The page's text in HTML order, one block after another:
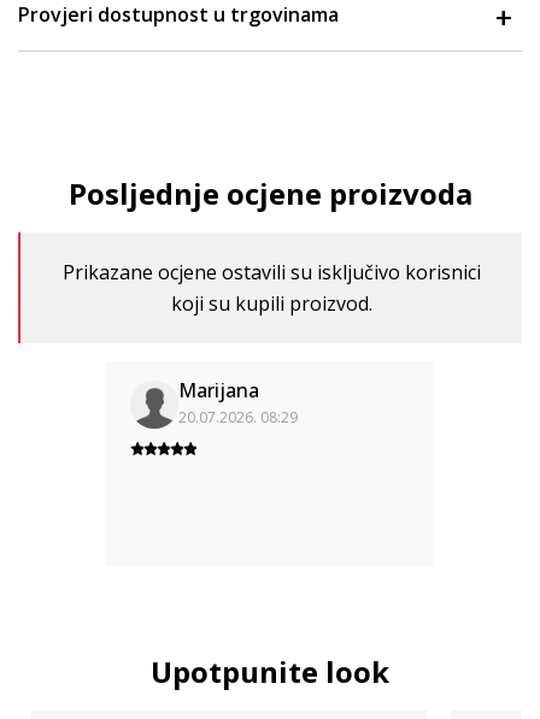
Provjeri dostupnost u trgovinama
Posljednje ocjene proizvoda
Prikazane ocjene ostavili su isključivo korisnici
koji su kupili proizvod.
Marijana
20.07.2026. 08:29
Upotpunite look